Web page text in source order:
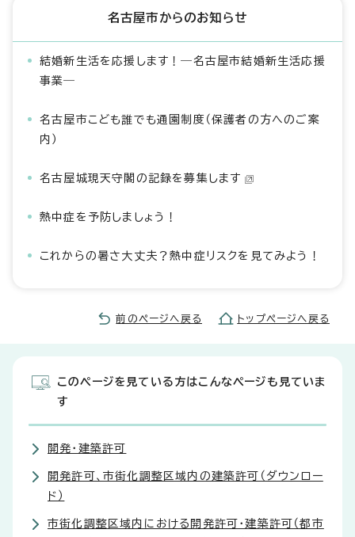
名古屋市からのお知らせ
結婚新生活を応援します！―名古屋市結婚新生活応援
事業―
名古屋市こども誰でも通園制度（保護者の方へのご案
内）
名古屋城現天守閣の記録を募集します
熱中症を予防しましょう！
これからの暑さ大丈夫？熱中症リスクを見てみよう！
前のページへ戻る トップページへ戻る
このページを見ている方はこんなページも見ていま
す
開発・建築許可
開発許可、市街化調整区域内の建築許可（ダウンロー
ド）
市街化調整区域内における開発許可・建築許可（都市